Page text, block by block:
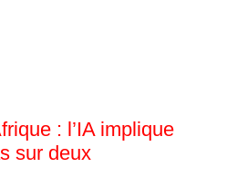
: l’IA implique
sur deux